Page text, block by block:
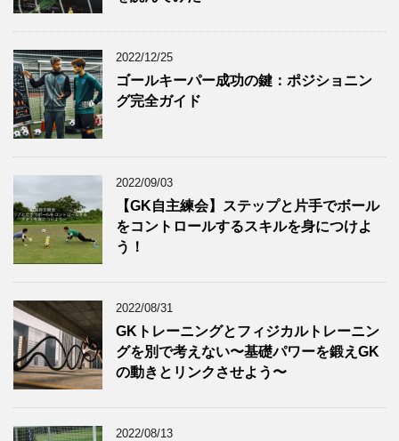
2022/12/25
ゴールキーパー成功の鍵：ポジショニン
グ完全ガイド
2022/09/03
【GK自主練会】ステップと片手でボール
をコントロールするスキルを身につけよ
う！
2022/08/31
GKトレーニングとフィジカルトレーニン
グを別で考えない〜基礎パワーを鍛えGK
の動きとリンクさせよう〜
2022/08/13